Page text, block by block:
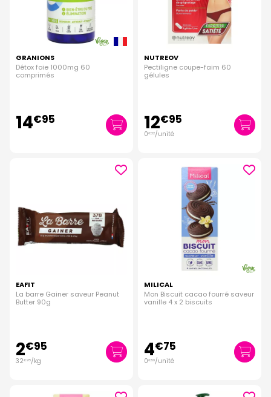
GRANIONS
Détox foie 1000mg 60
comprimés
14€95
NUTREOV
Pectiligne coupe-faim 60
gélules
12€95
0€22/unité
EAFIT
La barre Gainer saveur Peanut
Butter 90g
2€95
32€78/kg
MILICAL
Mon Biscuit cacao fourré saveur
vanille 4 x 2 biscuits
4€75
0€59/unité